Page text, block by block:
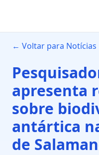
← Voltar para Notícias
apresenta
sobre
antártica
de